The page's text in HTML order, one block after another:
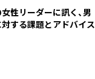
性リーダーに訊く、男
する課題とアドバイス